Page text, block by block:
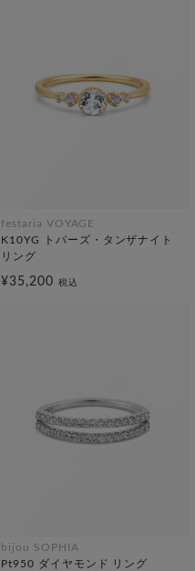
festaria VOYAGE
K10YG トパーズ・タンザナイト
リング
¥35,200 税込
bijou SOPHIA
Pt950 ダイヤモンド リング